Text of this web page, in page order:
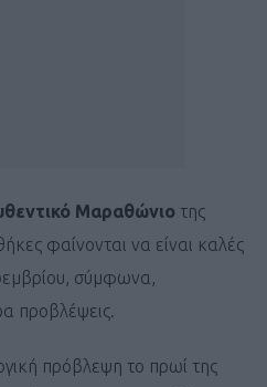
Μαραθώνιο της
φαίνονται να είναι καλές
σύμφωνα,
προβλέψεις.
πρόβλεψη το πρωί της